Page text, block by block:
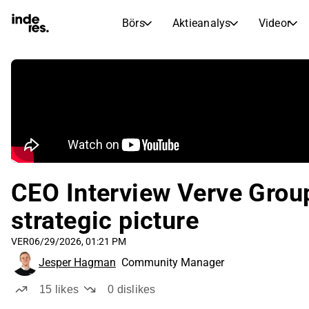
Börs Aktieanalys Videor
Utdelningskalender
Inderes modellportfölj
CEO Interview Verve
strategic picture
VER06/29/2026, 01:21 PM
Jesper Hagman Community Manager
15 likes 0 dislikes